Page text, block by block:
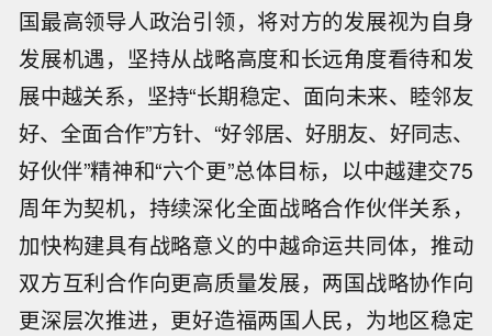
国最高领导人政治引领，将对方的发展视为自身
发展机遇，坚持从战略高度和长远角度看待和发
展中越关系，坚持“长期稳定、面向未来、睦邻友
好、全面合作”方针、“好邻居、好朋友、好同志、
好伙伴”精神和“六个更”总体目标，以中越建交75
周年为契机，持续深化全面战略合作伙伴关系，
加快构建具有战略意义的中越命运共同体，推动
双方互利合作向更高质量发展，两国战略协作向
更深层次推进，更好造福两国人民，为地区稳定